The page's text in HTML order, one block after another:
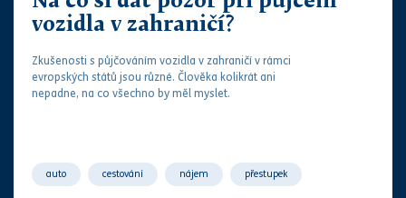
vozidla v zahraničí?
Zkušenosti s půjčováním vozidla v zahraničí v rámci
evropských států jsou různé. Člověka kolikrát ani
nepadne, na co všechno by měl myslet.
auto cestování nájem přestupek